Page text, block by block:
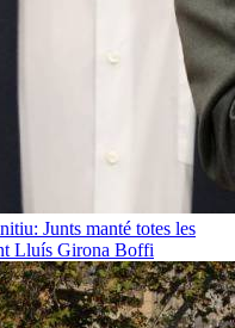
Junts manté totes les
Lluís Girona Boffi